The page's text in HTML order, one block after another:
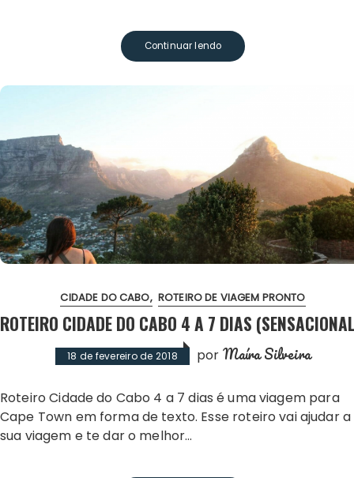
Continuar lendo
CIDADE DO CABO ROTEIRO DE VIAGEM PRONTO
ROTEIRO CIDADE DO CABO 4 A 7 DIAS
18 de fevereiro de 2018 por Maíra Silveira
Roteiro Cidade do Cabo 4 a 7 dias é uma viagem para
Cape Town em forma de texto. Esse roteiro vai ajudar a
sua viagem e te dar o melhor…